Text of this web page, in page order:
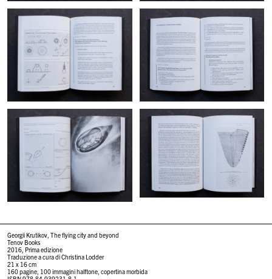
Georgii Krutikov, The flying city and beyond
Tenov Books
2016, Prima edizione
Traduzione a cura di Christina Lodder
21 x 16 cm
160 pagine, 100 immagini halftone, copertina morbida